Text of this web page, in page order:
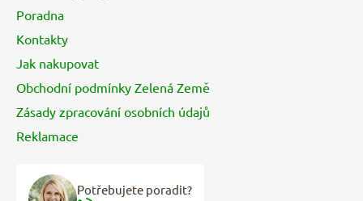
Poradna
Kontakty
Jak nakupovat
Obchodní podmínky Zelená Země
Zásady zpracování osobních údajů
Reklamace
Potřebujete poradit?